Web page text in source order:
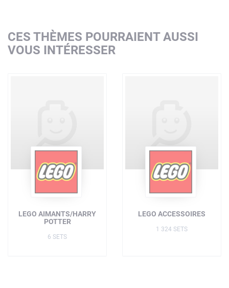
CES THÈMES POURRAIENT AUSSI
VOUS INTÉRESSER
LEGO AIMANTS/HARRY
POTTER
6 SETS
LEGO ACCESSOIRES
1 324 SETS